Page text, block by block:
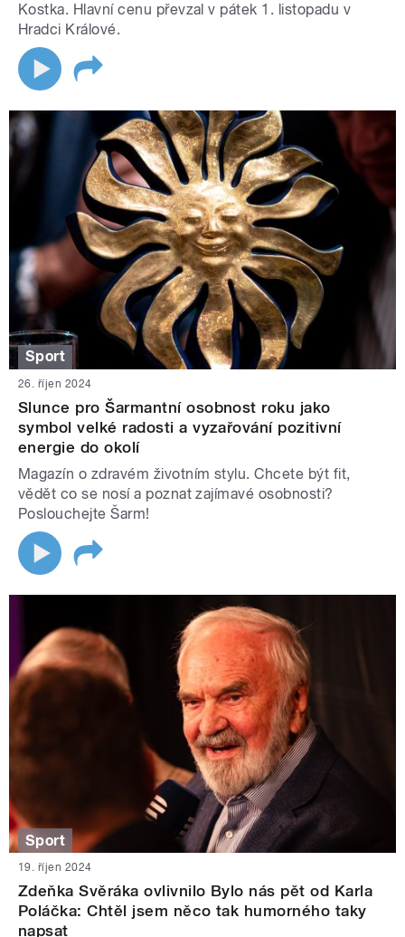
Kostka. Hlavní cenu převzal v pátek 1. listopadu v
Hradci Králové.
Sport
26. říjen 2024
Slunce pro Šarmantní osobnost roku jako
symbol velké radosti a vyzařování pozitivní
energie do okolí
Magazín o zdravém životním stylu. Chcete být fit,
vědět co se nosí a poznat zajímavé osobnosti?
Poslouchejte Šarm!
Sport
19. říjen 2024
Zdeňka Svěráka ovlivnilo Bylo nás pět od Karla
Poláčka: Chtěl jsem něco tak humorného taky
napsat